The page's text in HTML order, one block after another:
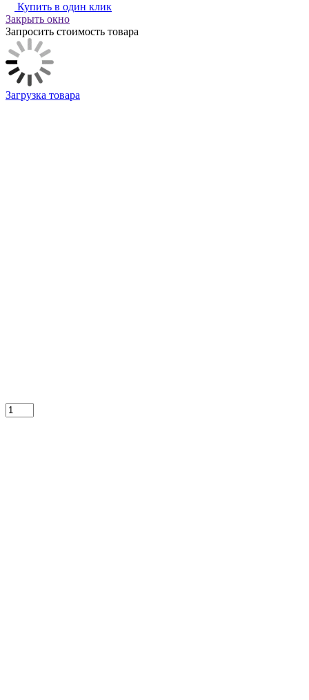
Купить в один клик
Закрыть окно
Запросить стоимость товара
Загрузка товара